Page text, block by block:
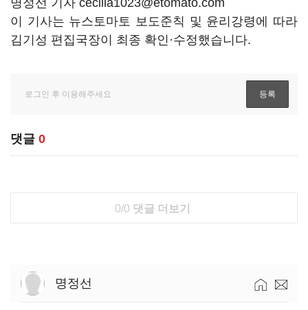
명정선 기자 cecilia1023@etomato.com
이 기사는 뉴스토마토 보도준칙 및 윤리강령에 따라
김기성 편집국장이 최종 확인·수정했습니다.
댓글 0
0/0 댓글 더보기
명정선